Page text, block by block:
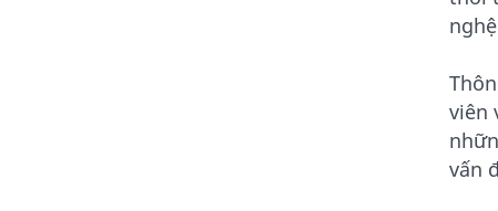
viên
vấn